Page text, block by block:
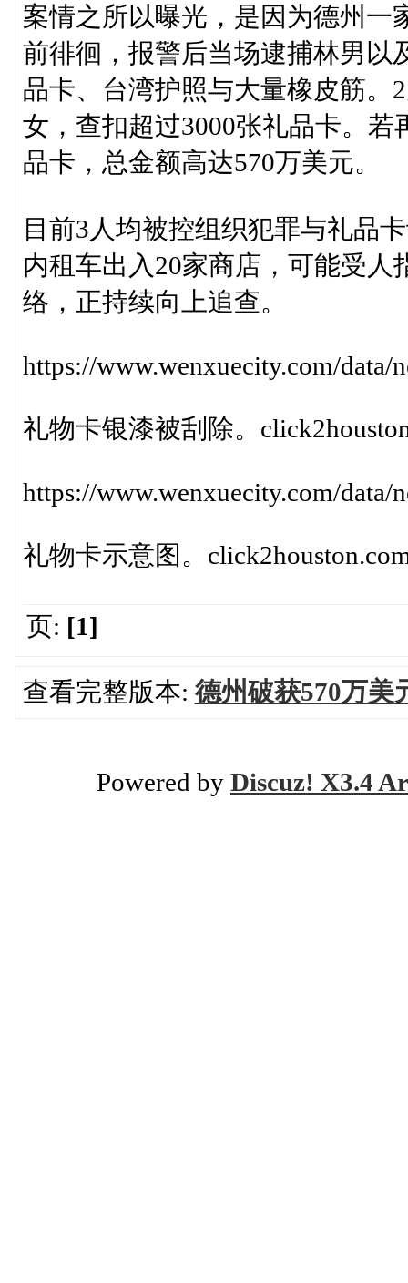
案情之所以曝光，是因为德州一
前徘徊，报警后当场逮捕林男以
品卡、台湾护照与大量橡皮筋。
女，查扣超过3000张礼品卡。
品卡，总金额高达570万美元。
目前3人均被控组织犯罪与礼品
内租车出入20家商店，可能受
络，正持续向上追查。
https://www.wenxuecity.com/data/
礼物卡银漆被刮除。
https://www.wenxuecity.com/data/
礼物卡示意图。
页: [1]
查看完整版本: 德州破获570万美
Powered by Discuz! X3.4